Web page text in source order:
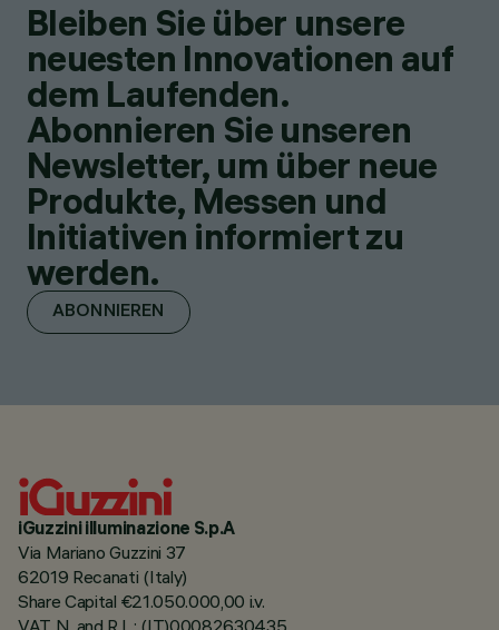
Bleiben Sie über unsere
neuesten Innovationen auf
dem Laufenden.
Abonnieren Sie unseren
Newsletter, um über neue
Produkte, Messen und
Initiativen informiert zu
werden.
ABONNIEREN
iGuzzini illuminazione S.p.A
Via Mariano Guzzini 37
62019 Recanati (Italy)
Share Capital €21.050.000,00 i.v.
VAT N. and R.I. : (IT)00082630435